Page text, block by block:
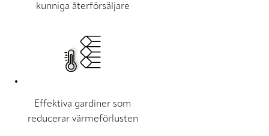
kunniga återförsäljare
Effektiva gardiner som
reducerar värmeförlusten